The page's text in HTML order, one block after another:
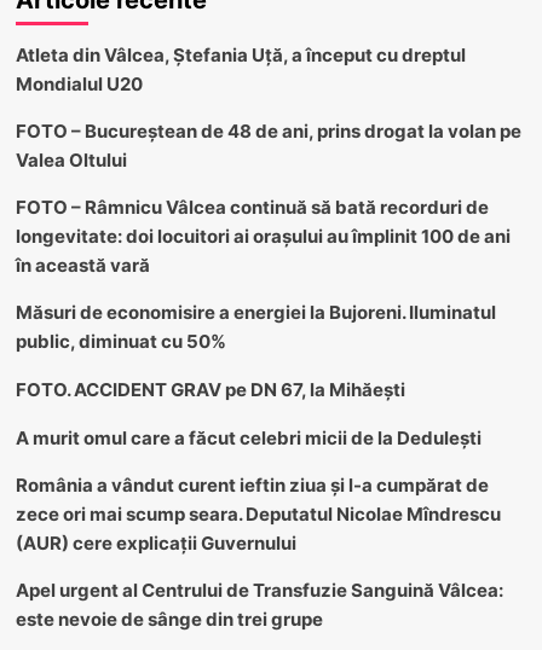
Atleta din Vâlcea, Ștefania Uță, a început cu dreptul
Mondialul U20
FOTO – Bucureștean de 48 de ani, prins drogat la volan pe
Valea Oltului
FOTO – Râmnicu Vâlcea continuă să bată recorduri de
longevitate: doi locuitori ai orașului au împlinit 100 de ani
în această vară
Măsuri de economisire a energiei la Bujoreni. Iluminatul
public, diminuat cu 50%
FOTO. ACCIDENT GRAV pe DN 67, la Mihăești
A murit omul care a făcut celebri micii de la Dedulești
România a vândut curent ieftin ziua și l-a cumpărat de
zece ori mai scump seara. Deputatul Nicolae Mîndrescu
(AUR) cere explicații Guvernului
Apel urgent al Centrului de Transfuzie Sanguină Vâlcea:
este nevoie de sânge din trei grupe